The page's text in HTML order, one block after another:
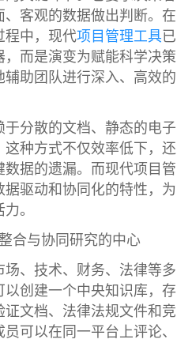
客观的数据做出判断。在
程中，现代项目管理工具已
而是演变为赋能科学决策
助团队进行深入、高效的
分散的文档、静态的电子
种方式不仅效率低下，还
据的遗漏。而现代项目管
驱动和协同化的特性，为
。
合与协同研究的中心
、技术、财务、法律等多
创建一个中央知识库，存
文档、法律法规文件和竞
可以在同一平台上评论、